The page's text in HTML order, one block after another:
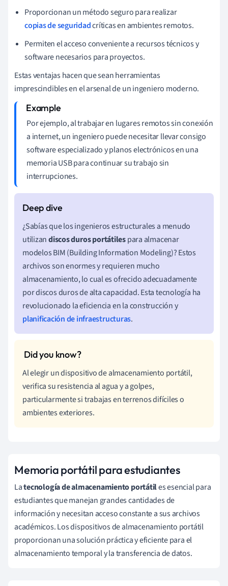
Proporcionan un método seguro para realizar
copias de seguridadcríticas en ambientes remotos.
Permiten el acceso conveniente a recursos técnicos y
software necesarios para proyectos.
Estas ventajas hacen que sean herramientas
imprescindibles en el arsenal de un ingeniero moderno.
Por ejemplo, al trabajar en lugares remotos sin conexión
a internet, un ingeniero puede necesitar llevar consigo
software especializado y planos electrónicos en una
memoria USB para continuar su trabajo sin
interrupciones.
¿Sabías que los ingenieros estructurales a menudo
utilizandiscos duros portátilespara almacenar
modelos BIM (Building Information Modeling)? Estos
archivos son enormes y requieren mucho
almacenamiento, lo cual es ofrecido adecuadamente
por discos duros de alta capacidad. Esta tecnología ha
revolucionado la eficiencia en la construcción y
planificación de infraestructuras.
Al elegir un dispositivo de almacenamiento portátil,
verifica su resistencia al agua y a golpes,
particularmente si trabajas en terrenos difíciles o
ambientes exteriores.
Memoria portátil para estudiantes
Latecnología de almacenamiento portátiles esencial para
estudiantes que manejan grandes cantidades de
información y necesitan acceso constante a sus archivos
académicos. Los dispositivos de almacenamiento portátil
proporcionan una solución práctica y eficiente para el
almacenamiento temporal y la transferencia de datos.